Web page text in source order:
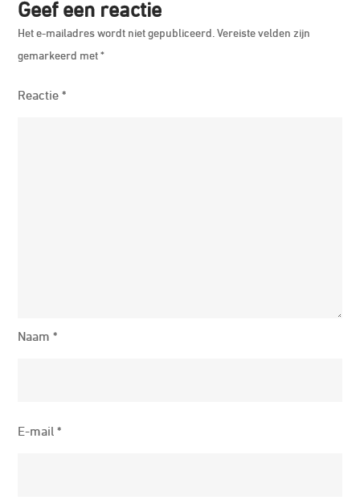
Geef een reactie
Het e-mailadres wordt niet gepubliceerd. Vereiste velden zijn
gemarkeerd met*
Reactie*
Naam*
E-mail*